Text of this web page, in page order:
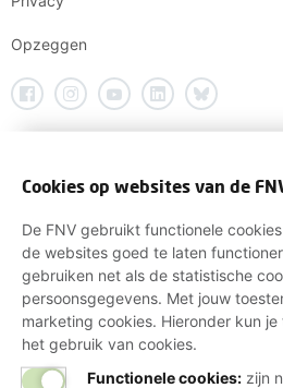
Opzeggen
Cookies op websites van de
De FNV gebruikt functionele
de websites goed te laten
gebruiken net als de statistische
persoonsgegevens. Met jouw
marketing cookies. Hieronder kun
het gebruik van cookies.
Functionele cookies: zijn